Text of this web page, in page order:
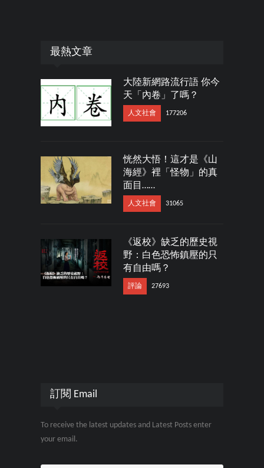
最熱文章
大陸新網路流行語 你今
天「內卷」了嗎？
人文社會 177206
恍然大悟！這才是《山
海經》裡「怪物」的真
面目……
人文社會 31065
《返校》缺乏的歷史視
野：白色恐怖鎮壓的只
有自由嗎？
評論 27693
訂閱 Email
To receive the latest updates and Latest Posts enter
your email.